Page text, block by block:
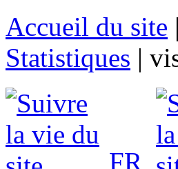
Accueil du site |
Statistiques |
FR